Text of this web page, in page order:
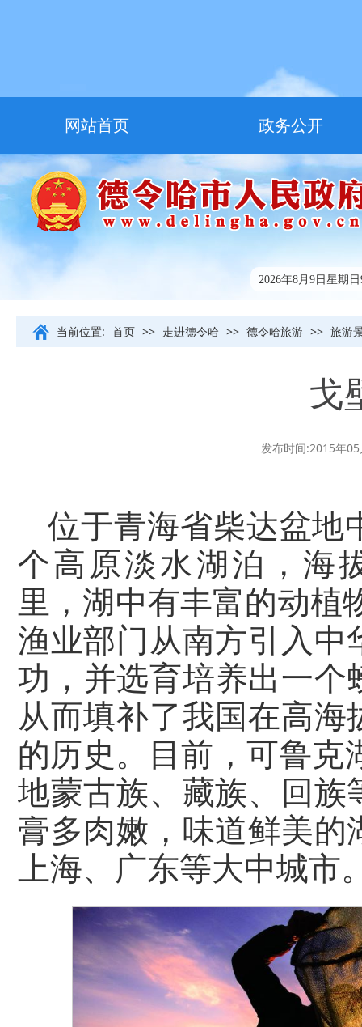
网站首页 政务公开
走进德令哈 友情链接
2026年8月9日星期日
当前位置: 首页 >> 走进德令哈 >> 德令哈旅游 >> 旅游
戈
发布时间:2015年
位于青海省柴达盆地
个高原淡水湖泊，海
里，湖中有丰富的动植
渔业部门从南方引入
功，并选育培养出一
从而填补了我国在高
的历史。目前，可鲁
地蒙古族、藏族、回
膏多肉嫩，味道鲜美
上海、广东等大中城市